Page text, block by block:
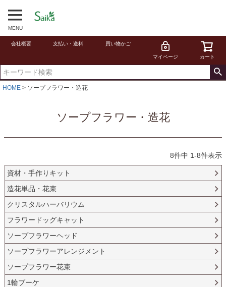
MENU
会社概要 支払い・送料 買い物かご
マイページ カート
HOME ソープフラワー・造花
ソープフラワー・造花
8件中 1-8件表示
資材・手作りキット
造花単品・花束
クリスタルハーバリウム
フラワードッグキャット
ソープフラワーヘッド
ソープフラワーアレンジメント
ソープフラワー花束
1輪ブーケ